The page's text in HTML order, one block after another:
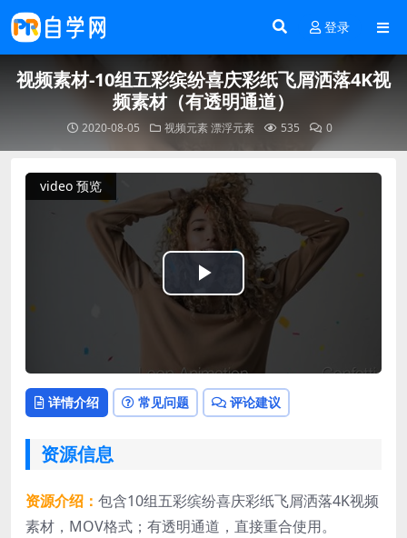
登录
视频素材-10组五彩缤纷喜庆彩纸飞屑洒落4K视
频素材（有透明通道）
2020-08-05 视频元素漂浮元素 535 0
video 预览
Play
Video
详情介绍 常见问题 评论建议
资源信息
资源介绍： 包含10组五彩缤纷喜庆彩纸飞屑洒落4K视频
素材，MOV格式；有透明通道，直接重合使用。